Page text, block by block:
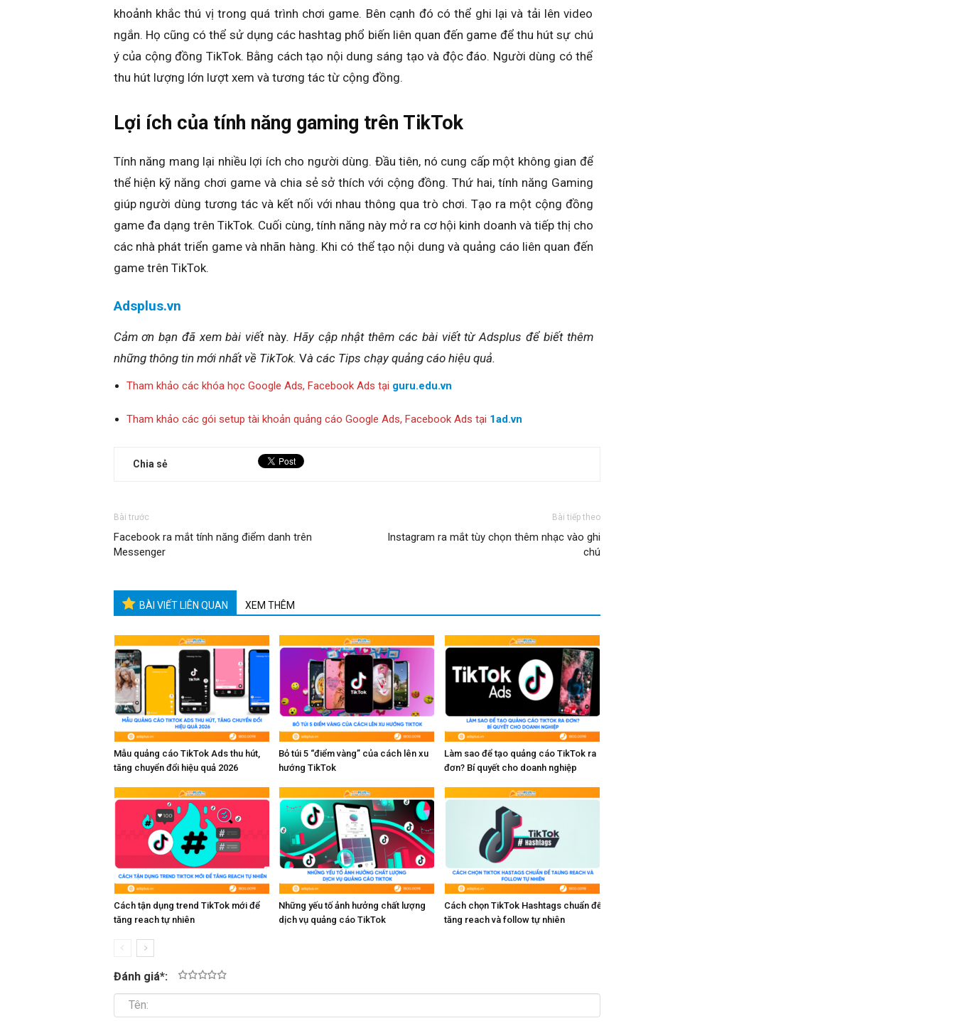
khoảnh khắc thú vị trong quá trình chơi game. Bên cạnh đó có thể ghi lại và tải lên video
ngắn. Họ cũng có thể sử dụng các hashtag phổ biến liên quan đến game để thu hút sự chú
ý của cộng đồng TikTok. Bằng cách tạo nội dung sáng tạo và độc đáo. Người dùng có thể
thu hút lượng lớn lượt xem và tương tác từ cộng đồng.
Lợi ích của tính năng gaming trên TikTok
Tính năng mang lại nhiều lợi ích cho người dùng. Đầu tiên, nó cung cấp một không gian để
thể hiện kỹ năng chơi game và chia sẻ sở thích với cộng đồng. Thứ hai, tính năng Gaming
giúp người dùng tương tác và kết nối với nhau thông qua trò chơi. Tạo ra một cộng đồng
game đa dạng trên TikTok. Cuối cùng, tính năng này mở ra cơ hội kinh doanh và tiếp thị cho
các nhà phát triển game và nhãn hàng. Khi có thể tạo nội dung và quảng cáo liên quan đến
game trên TikTok.
Adsplus.vn
Cảm ơn bạn đã xem bài viết này. Hãy cập nhật thêm các bài viết từ Adsplus để biết thêm
những thông tin mới nhất về TikTok. Và các Tips chạy quảng cáo hiệu quả.
Tham khảo các khóa học Google Ads, Facebook Ads tại guru.edu.vn
Tham khảo các gói setup tài khoản quảng cáo Google Ads, Facebook Ads tại 1ad.vn
Chia sẻ
Bài trước
Facebook ra mắt tính năng điểm danh trên
Messenger
Bài tiếp theo
Instagram ra mắt tùy chọn thêm nhạc vào ghi
chú
BÀI VIẾT LIÊN QUAN XEM THÊM
Mẫu quảng cáo TikTok Ads thu hút,
tăng chuyển đổi hiệu quả 2026
Bỏ túi 5 “điểm vàng” của cách lên xu
hướng TikTok
Làm sao để tạo quảng cáo TikTok ra
đơn? Bí quyết cho doanh nghiệp
Cách tận dụng trend TikTok mới để
tăng reach tự nhiên
Những yếu tố ảnh hưởng chất lượng
dịch vụ quảng cáo TikTok
Cách chọn TikTok Hashtags chuẩn để
tăng reach và follow tự nhiên
Đánh giá*: 2
1